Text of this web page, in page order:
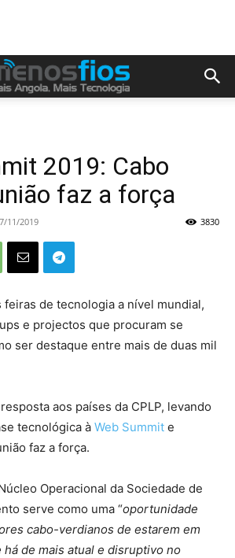
2019: Cabo
faz a força
11/2019 3830
feiras de tecnologia a nível mundial,
e projectos que procuram se
ser destaque entre mais de duas mil
aos países da CPLP, levando
tecnológica à Web Summit e
faz a força.
Operacional da Sociedade de
serve como uma “oportunidade
cabo-verdianos de estarem em
de mais atual e disruptivo no